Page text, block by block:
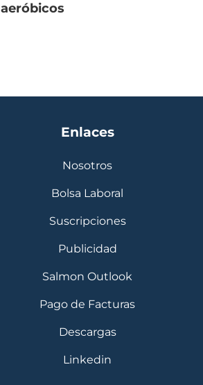
aeróbicos
Enlaces
Nosotros
Bolsa Laboral
Suscripciones
Publicidad
Salmon Outlook
Pago de Facturas
Descargas
Linkedin